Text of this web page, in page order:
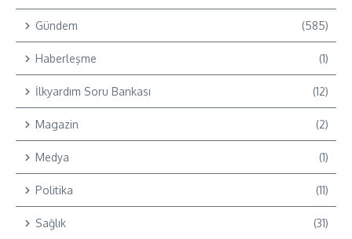
Gündem (585)
Haberleşme (1)
İlkyardım Soru Bankası (12)
Magazin (2)
Medya (1)
Politika (11)
Sağlık (31)